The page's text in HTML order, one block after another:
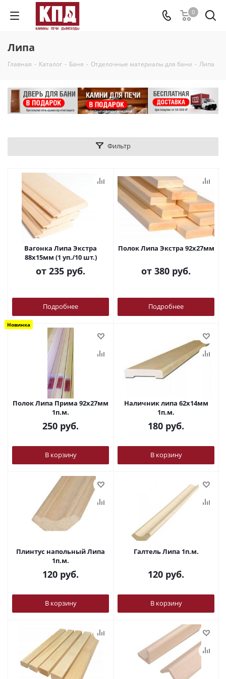
0
Липа
Главная - Каталог - Баня - Отделочные материалы для бани - Липа
Фильтр
Вагонка Липа Экстра
88х15мм (1 уп./10 шт.)
от 235 руб.
Подробнее
Полок Липа Экстра 92х27мм
от 380 руб.
Подробнее
Новинка
Полок Липа Прима 92х27мм
1п.м.
250 руб.
В корзину
Наличник липа 62х14мм
1п.м.
180 руб.
В корзину
Плинтус напольный Липа
1п.м.
120 руб.
В корзину
Галтель Липа 1п.м.
120 руб.
В корзину